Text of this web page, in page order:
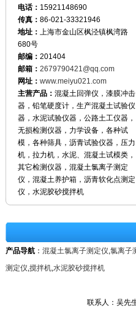
电话： 15921148690
传真： 86-021-33321946
地址： 上海市金山区枫泾镇枫湾路
680号
邮编： 201404
邮箱： 2679790421@qq.com
网址： www.meiyu021.com
主营产品： 混凝土回弹仪，漆膜冲击
器，铅笔硬度计，生产混凝土试验仪
器，水泥试验仪器，公路土工仪器，
无损检测仪器，力学设备，各种试
模，各种筛具，沥青试验仪器，压力
机，拉力机，水泥、混凝土试模类，
其它检测仪器，混凝土氯离子测定
仪，混凝土养护箱，沥青软化点测定
仪，水泥胶砂搅拌机
产品导航 ： 混凝土氯离子测定仪,氯离子
测定仪,搅拌机,水泥胶砂搅拌机
联系人：吴先